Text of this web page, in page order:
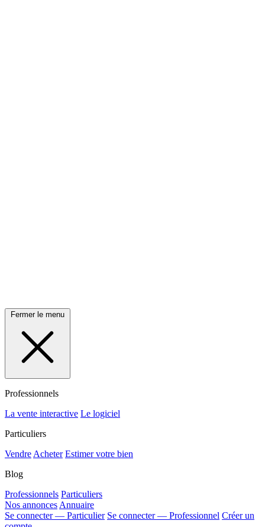
Fermer le menu
Professionnels
La vente interactive Le logiciel
Particuliers
Vendre Acheter Estimer votre bien
Blog
Professionnels Particuliers
Nos annonces Annuaire
Se connecter — Particulier Se connecter — Professionnel Créer un